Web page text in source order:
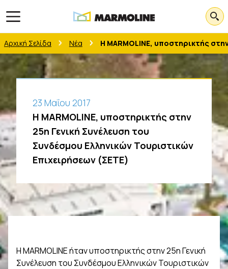
Open main menu
Αρχική Σελίδα Νέα Η MARMOLINE, υποστηρικτής
23 Μαΐου 2017
Η MARMOLINE, υποστηρικτής στην
25η Γενική Συνέλευση του
Συνδέσμου Ελληνικών Τουριστικών
Επιχειρήσεων (ΣΕΤΕ)
Η MARMOLINE ήταν υποστηρικτής στην 25η Γενική
Συνέλευση του Συνδέσμου Ελληνικών Τουριστικών